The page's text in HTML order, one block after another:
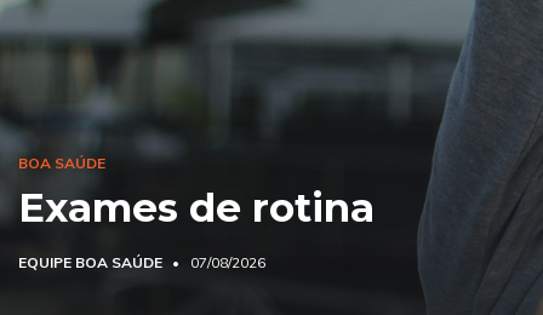
BOA SAÚDE
Exames de rotina
EQUIPE BOA SAÚDE 07/08/2026